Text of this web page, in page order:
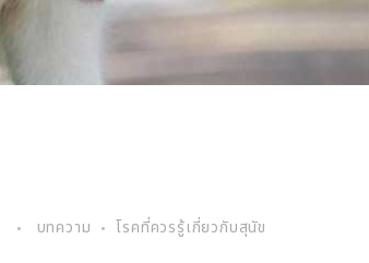
บทความ โรคที่ควรรู้เกี่ยวกับสุนัข